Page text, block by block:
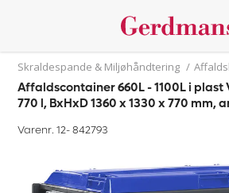
Skraldespande & Miljøhåndtering /
Affaldscontainer 660L - 1100L i
770 l, BxHxD 1360 x 1330 x 770
Varenr. 12-842793